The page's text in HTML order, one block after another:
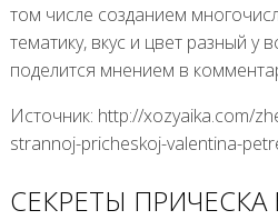
том числе созданием
тематику, вкус и цвет разный у
поделится мнением в
Источник: http://xozyaika.com/
strannoj-pricheskoj-valentina-
СЕКРЕТЫ